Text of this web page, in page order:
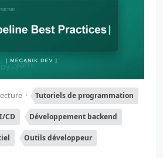
Tutoriels de programmation
CD Développement backend
Outils développeur